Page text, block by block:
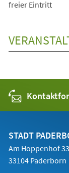
freier Eintritt
STADT
Am Hoppenhof 33
33104 Paderborn